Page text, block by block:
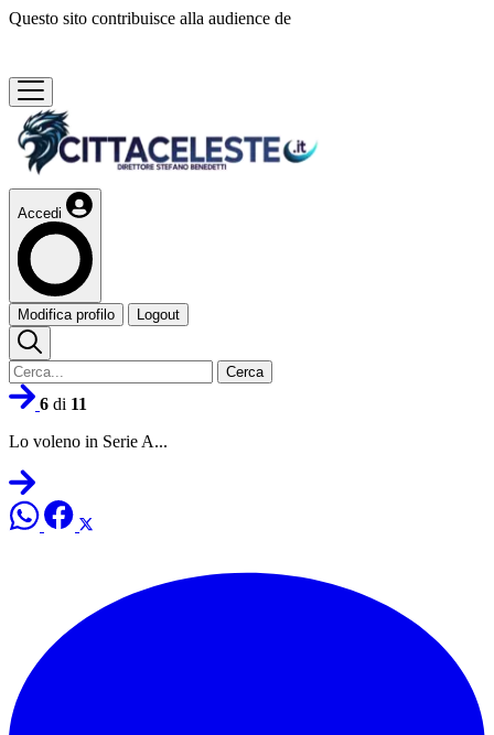
Questo sito contribuisce alla audience de
Accedi
Modifica profilo Logout
Cerca
6 di 11
Lo voleno in Serie A...